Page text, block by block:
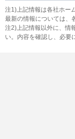
注1)上記情報は各社ホー
最新の情報については、
注2)上記情報以外に、情
い。内容を確認し、必要